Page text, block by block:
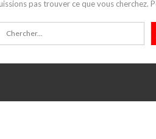
pas trouver ce que vous cherchez.